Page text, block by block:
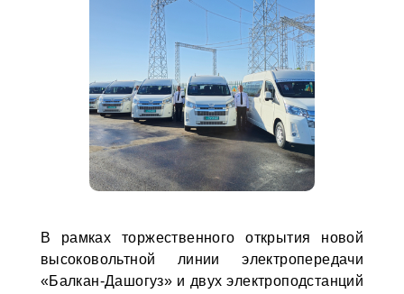
В рамках торжественного открытия новой
высоковольтной линии электропередачи
«Балкан-Дашогуз» и двух электроподстанций